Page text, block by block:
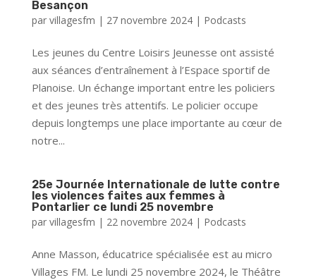
Besançon
par villagesfm | 27 novembre 2024| Podcasts
Les jeunes du Centre Loisirs Jeunesse ont assisté
aux séances d’entraînement à l’Espace sportif de
Planoise. Un échange important entre les policiers
et des jeunes très attentifs. Le policier occupe
depuis longtemps une place importante au cœur de
notre...
25e Journée Internationale de lutte contre
les violences faites aux femmes à
Pontarlier ce lundi 25 novembre
par villagesfm | 22 novembre 2024| Podcasts
Anne Masson, éducatrice spécialisée est au micro
Villages FM. Le lundi 25 novembre 2024, le Théâtre